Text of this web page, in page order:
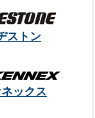
ストン
ックス